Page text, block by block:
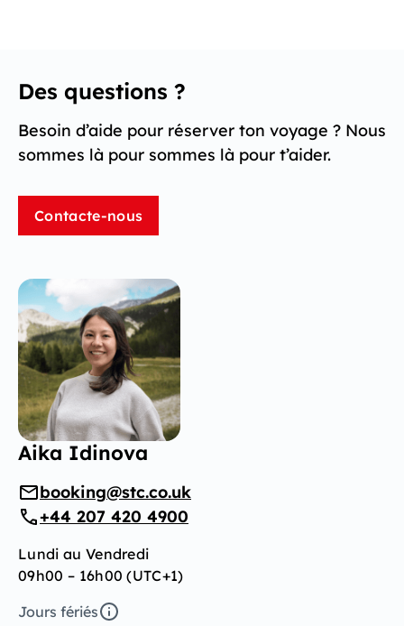
Des questions ?
Besoin d’aide pour réserver ton voyage ? Nous
sommes là pour sommes là pour t’aider.
Contacte-nous
Aika Idinova
booking@stc.co.uk
+44 207 420 4900
Lundi au Vendredi
09h00 – 16h00 (UTC+1)
Jours fériés